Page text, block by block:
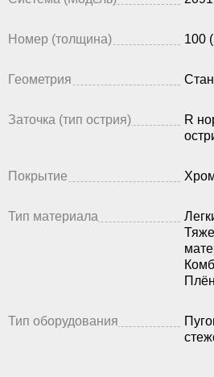
Номер (толщина) 100
Геометрия
Заточка (тип острия)
R
Покрытие
Тип материала
Тип оборудования